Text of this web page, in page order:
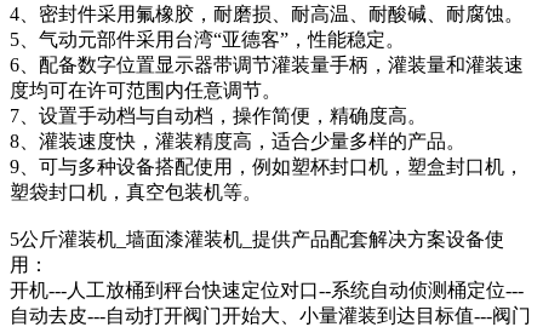
4、密封件采用氟橡胶，耐磨损、耐高温、耐酸碱、耐腐蚀。
5、气动元部件采用台湾“亚德客”，性能稳定。
6、配备数字位置显示器带调节灌装量手柄，灌装量和灌装速
度均可在许可范围内任意调节。
7、设置手动档与自动档，操作简便，精确度高。
8、灌装速度快，灌装精度高，适合少量多样的产品。
9、可与多种设备搭配使用，例如塑杯封口机，塑盒封口机，
塑袋封口机，真空包装机等。
5公斤灌装机_墙面漆灌装机_提供产品配套解决方案设备使
用：
开机---人工放桶到秤台快速定位对口--系统自动侦测桶定位---
自动去皮---自动打开阀门开始大、小量灌装到达目标值---阀门